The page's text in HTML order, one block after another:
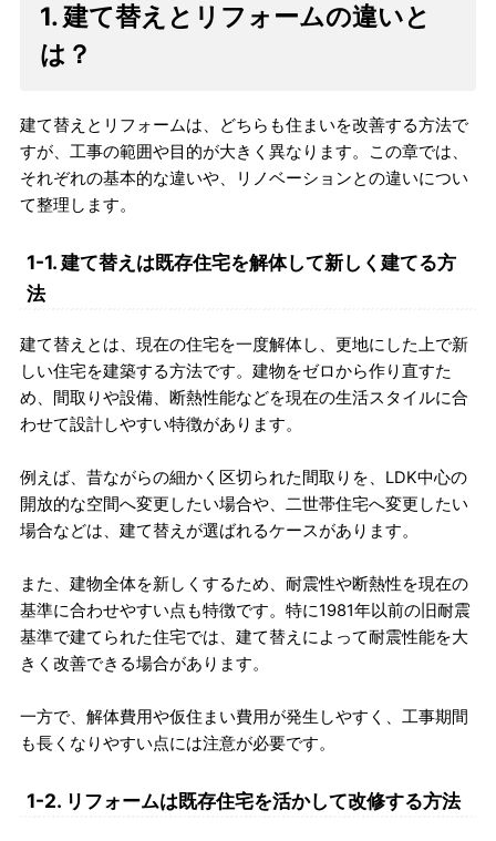
1. 建て替えとリフォームの違いと
は？
建て替えとリフォームは、どちらも住まいを改善する方法で
すが、工事の範囲や目的が大きく異なります。この章では、
それぞれの基本的な違いや、リノベーションとの違いについ
て整理します。
1-1. 建て替えは既存住宅を解体して新しく建てる方
法
建て替えとは、現在の住宅を一度解体し、更地にした上で新
しい住宅を建築する方法です。建物をゼロから作り直すた
め、間取りや設備、断熱性能などを現在の生活スタイルに合
わせて設計しやすい特徴があります。
例えば、昔ながらの細かく区切られた間取りを、LDK中心の
開放的な空間へ変更したい場合や、二世帯住宅へ変更したい
場合などは、建て替えが選ばれるケースがあります。
また、建物全体を新しくするため、耐震性や断熱性を現在の
基準に合わせやすい点も特徴です。特に1981年以前の旧耐震
基準で建てられた住宅では、建て替えによって耐震性能を大
きく改善できる場合があります。
一方で、解体費用や仮住まい費用が発生しやすく、工事期間
も長くなりやすい点には注意が必要です。
1-2. リフォームは既存住宅を活かして改修する方法